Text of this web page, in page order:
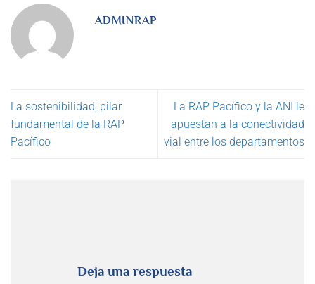
ADMINRAP
La sostenibilidad, pilar
fundamental de la RAP
Pacífico
La RAP Pacífico y la ANI le
apuestan a la conectividad
vial entre los departamentos
Deja una respuesta